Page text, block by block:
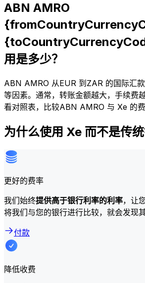
ABN AMRO
用是多少？
ABN AMRO 从EUR 到ZAR 的国际汇
等因素。通常，转账金额越大，手续费
看对照表，比较ABN AMRO 与 Xe 的费
为什么使用 Xe 而不是传统
更好的费率
我们始终提供高于银行利率的利率，让
将我们与您的银行进行比较，就会发现
付款
降低收费